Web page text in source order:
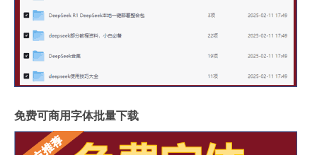
免费可商用字体批量下载